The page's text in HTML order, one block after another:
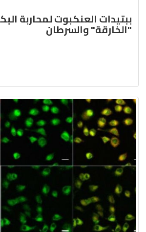
ببتيدات العنكبوت لمحاربة
"الخارقة" والسرطان